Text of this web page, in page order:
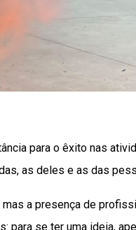
para o êxito nas
as deles e as das
a presença de
para se ter uma ideia,